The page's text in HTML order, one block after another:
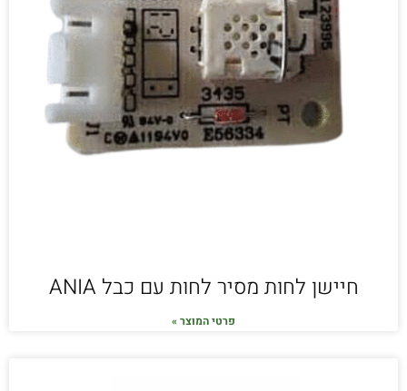
חיישן לחות מסיר לחות עם כבל ANIA
פרטי המוצר »